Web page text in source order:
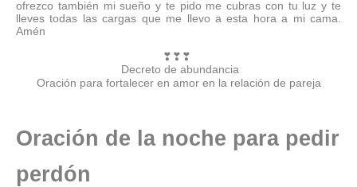
ofrezco también mi sueño y te pido me cubras con tu luz y te
lleves todas las cargas que me llevo a esta hora a mi cama.
Amén
❣ ❣ ❣
Decreto de abundancia
Oración para fortalecer en amor en la relación de pareja
Oración de la noche para pedir
perdón